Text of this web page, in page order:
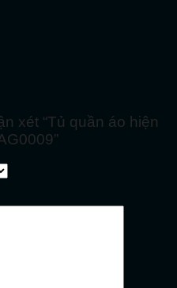
xét “Tủ quần áo hiện